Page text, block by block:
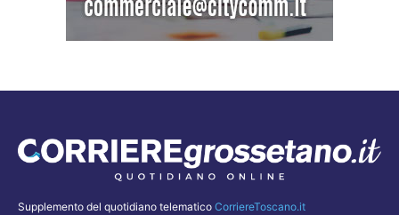
Supplemento del quotidiano telematico CorriereToscano.it